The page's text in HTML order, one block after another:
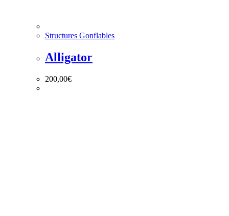
Structures Gonflables
Alligator
200,00€